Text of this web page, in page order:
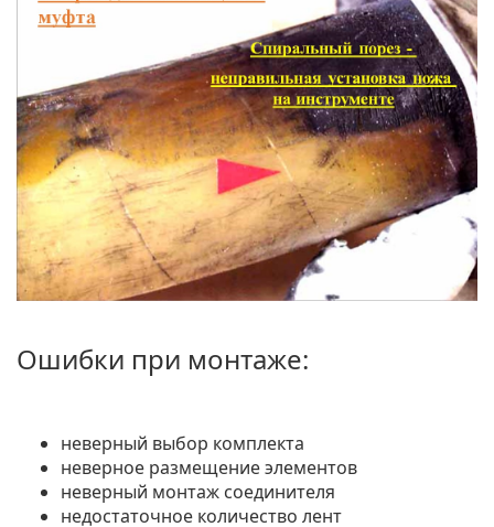
Ошибки при монтаже:
неверный выбор комплекта
неверное размещение элементов
неверный монтаж соединителя
недостаточное количество лент